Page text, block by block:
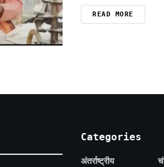
READ MORE
Categories
अंतर्राष्ट्रीय